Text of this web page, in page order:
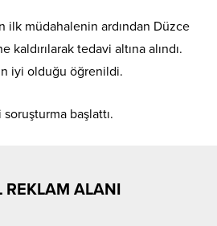
ilk müdahalenin ardından Düzce
tedavi altına alındı.
iyi olduğu öğrenildi.
başlattı.
REKLAM ALANI